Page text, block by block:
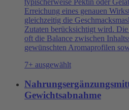
Erreichung eines genauen
gleichzeitig die
Zutaten berücksichtigt wird.
oft die Balance zwischen
gewünschten Aromaprofilen
7+ ausgewählt
Gewichtsabnahme